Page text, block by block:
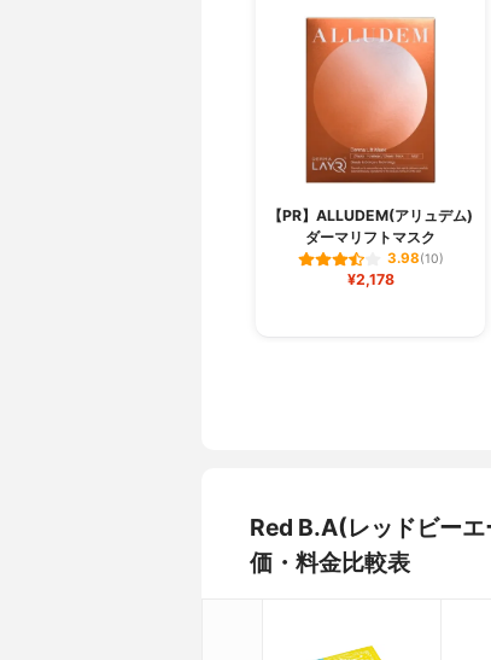
【PR】ALLUDEM(アリュデム)
ダーマリフトマスク
3.98(10)
¥2,178
Red B.A(レッドビー
価・料金比較表